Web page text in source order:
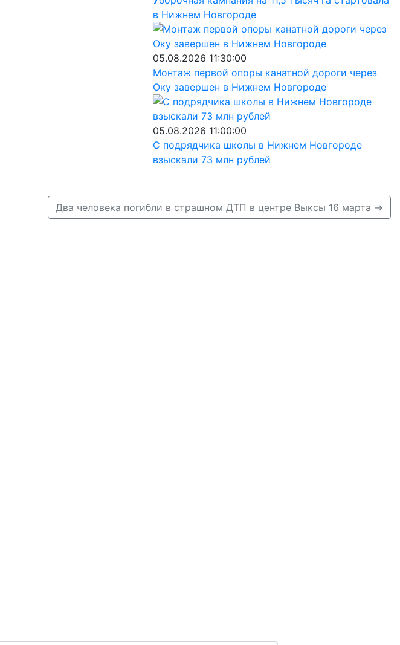
в Нижнем Новгороде
05.08.2026 11:30:00
Монтаж первой опоры канатной дороги через
Оку завершен в Нижнем Новгороде
05.08.2026 11:00:00
С подрядчика школы в Нижнем Новгороде
взыскали 73 млн рублей
Два человека погибли в страшном ДТП в центре Выксы 16 марта →